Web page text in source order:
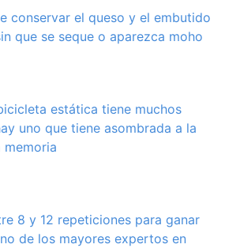
conservar el queso y el embutido
que se seque o aparezca moho
estática tiene muchos
uno que tiene asombrada a la
memoria
8 y 12 repeticiones para ganar
de los mayores expertos en